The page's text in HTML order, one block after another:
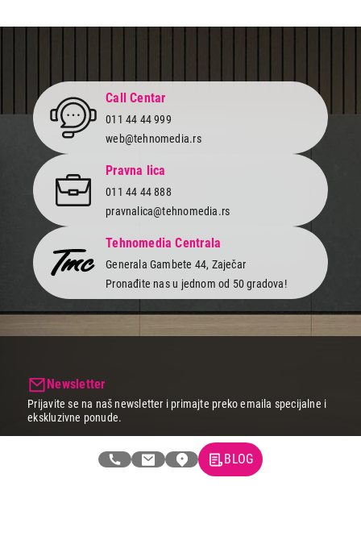
Call Centar
011 44 44 999
web@tehnomedia.rs
Pravna lica
011 44 44 888
pravnalica@tehnomedia.rs
Tehnomedia Centrala
Generala Gambete 44, Zaječar
Pronađite nas u jednom od 50 gradova!
Newsletter
Prijavite se na naš newsletter i primajte preko emaila specijalne i
ekskluzivne ponude.
BLOG